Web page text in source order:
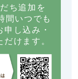
ち追加を
間いつでも
し込み・
けます。